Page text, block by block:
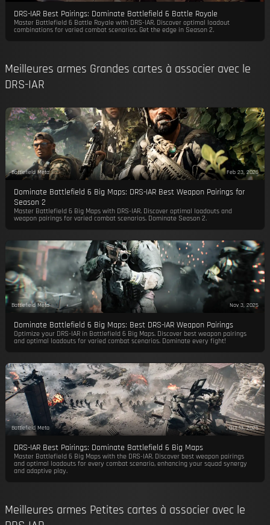
DRS-IAR Best Pairings: Dominate Battlefield 6 Battle Royale
Master Battlefield 6 Battle Royale with DRS-IAR. Discover optimal loadout
combinations for varied combat scenarios. Get the edge in Season 2.
Meilleures armes Grandes cartes à associer avec le
DRS-IAR
Battlefield Meta Feb 23, 2026
Dominate Battlefield 6 Big Maps: DRS-IAR Best Weapon Pairings for
Season 2
Master Battlefield 6 Big Maps with DRS-IAR. Discover optimal loadouts and
weapon pairings for varied combat scenarios. Dominate Season 2.
Battlefield Meta Nov 3, 2025
Dominate Battlefield 6 Big Maps: Best DRS-IAR Weapon Pairings
Optimize your DRS-IAR in Battlefield 6 Big Maps. Discover best weapon pairings
and optimal loadouts for varied combat scenarios. Dominate every fight!
Battlefield Meta Oct 13, 2025
DRS-IAR Best Pairings: Dominate Battlefield 6 Big Maps
Master Battlefield 6 Big Maps with the DRS-IAR. Discover best weapon pairings
and optimal loadouts for every combat scenario, enhancing your squad synergy
and adaptive play.
Meilleures armes Petites cartes à associer avec le